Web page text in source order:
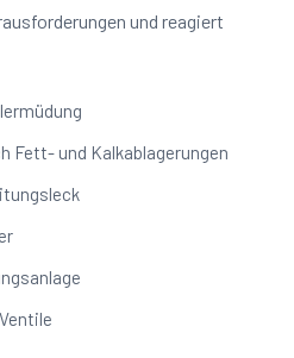
und reagiert
Fett- und Kalkablagerungen